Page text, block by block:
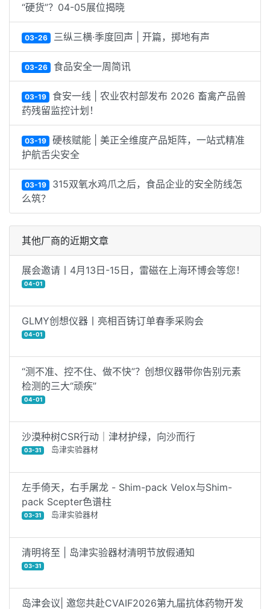
“硬货”？04-05展位揭晓
03-26 三纵三横·季度回声 | 开篇，掷地有声
03-26 食品安全一周简讯
03-19 食安一线 | 农业农村部发布 2026 畜禽产品兽
药残留监控计划！
03-19 硬核赋能 | 美正全维度产品矩阵，一站式精准
护航舌尖安全
03-19 315双氧水鸡爪之后，食品企业的安全防线怎
么筑？
其他厂商的近期文章
展会邀请丨4月13日-15日，雷磁在上海环博会等您！
04-01
GLMY创想仪器丨亮相百铸订单春季采购会
04-01
“测不准、控不住、做不快”？创想仪器带你告别元素
检测的三大“顽疾”
04-01
沙漠种树CSR行动｜津材护绿，向沙而行
03-31 岛津实验器材
左手倚天，右手屠龙 - Shim-pack Velox与Shim-
pack Scepter色谱柱
03-31 岛津实验器材
清明将至 | 岛津实验器材清明节放假通知
03-31
岛津会议| 邀您共赴CVAIF2026第九届抗体药物开发